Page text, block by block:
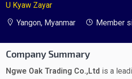
U Kyaw Zayar
Yangon, Myanmar
Member
Company Summary
Ngwe Oak Trading Co.,Ltd is a